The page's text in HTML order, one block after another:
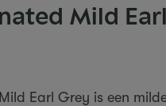
Mild Earl
Earl Grey is een